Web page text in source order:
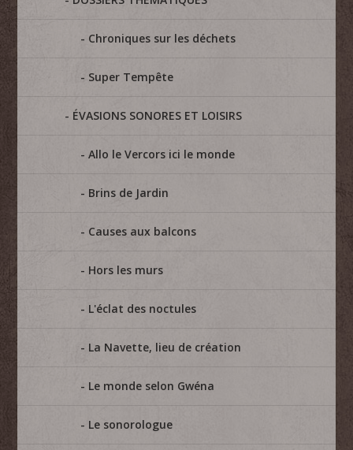
Chroniques sur les déchets
Super Tempête
ÉVASIONS SONORES ET LOISIRS
Allo le Vercors ici le monde
Brins de Jardin
Causes aux balcons
Hors les murs
L'éclat des noctules
La Navette, lieu de création
Le monde selon Gwéna
Le sonorologue